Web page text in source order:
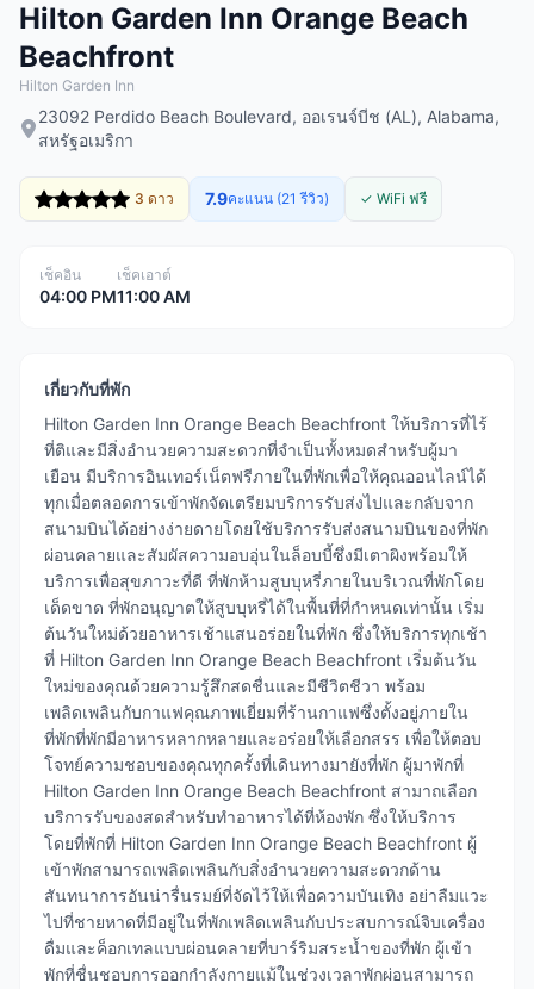
Hilton Garden Inn Orange Beach
Beachfront
Hilton Garden Inn
23092 Perdido Beach Boulevard, ออเรนจ์บีช (AL), Alabama,
สหรัฐอเมริกา
3 ดาว 7.9คะแนน (21 รีวิว) ✓ WiFi ฟรี
เช็คอิน
04:00 PM
เช็คเอาต์
11:00 AM
เกี่ยวกับที่พัก
Hilton Garden Inn Orange Beach Beachfront ให้บริการที่ไร้
ที่ติและมีสิ่งอำนวยความสะดวกที่จำเป็นทั้งหมดสำหรับผู้มา
เยือน มีบริการอินเทอร์เน็ตฟรีภายในที่พักเพื่อให้คุณออนไลน์ได้
ทุกเมื่อตลอดการเข้าพักจัดเตรียมบริการรับส่งไปและกลับจาก
สนามบินได้อย่างง่ายดายโดยใช้บริการรับส่งสนามบินของที่พัก
ผ่อนคลายและสัมผัสความอบอุ่นในล็อบบี้ซึ่งมีเตาผิงพร้อมให้
บริการเพื่อสุขภาวะที่ดี ที่พักห้ามสูบบุหรี่ภายในบริเวณที่พักโดย
เด็ดขาด ที่พักอนุญาตให้สูบบุหรี่ได้ในพื้นที่ที่กำหนดเท่านั้น เริ่ม
ต้นวันใหม่ด้วยอาหารเช้าแสนอร่อยในที่พัก ซึ่งให้บริการทุกเช้า
ที่ Hilton Garden Inn Orange Beach Beachfront เริ่มต้นวัน
ใหม่ของคุณด้วยความรู้สึกสดชื่นและมีชีวิตชีวา พร้อม
เพลิดเพลินกับกาแฟคุณภาพเยี่ยมที่ร้านกาแฟซึ่งตั้งอยู่ภายใน
ที่พักที่พักมีอาหารหลากหลายและอร่อยให้เลือกสรร เพื่อให้ตอบ
โจทย์ความชอบของคุณทุกครั้งที่เดินทางมายังที่พัก ผู้มาพักที่
Hilton Garden Inn Orange Beach Beachfront สามาถเลือก
บริการรับของสดสำหรับทำอาหารได้ที่ห้องพัก ซึ่งให้บริการ
โดยที่พักที่ Hilton Garden Inn Orange Beach Beachfront ผู้
เข้าพักสามารถเพลิดเพลินกับสิ่งอำนวยความสะดวกด้าน
สันทนาการอันน่ารื่นรมย์ที่จัดไว้ให้เพื่อความบันเทิง อย่าลืมแวะ
ไปที่ชายหาดที่มีอยู่ในที่พักเพลิดเพลินกับประสบการณ์จิบเครื่อง
ดื่มและค็อกเทลแบบผ่อนคลายที่บาร์ริมสระน้ำของที่พัก ผู้เข้า
พักที่ชื่นชอบการออกกำลังกายแม้ในช่วงเวลาพักผ่อนสามารถ